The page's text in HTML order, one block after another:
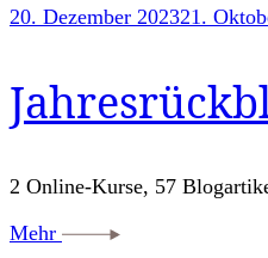
20. Dezember 202321.
2 Online-Kurse, 57
Mehr